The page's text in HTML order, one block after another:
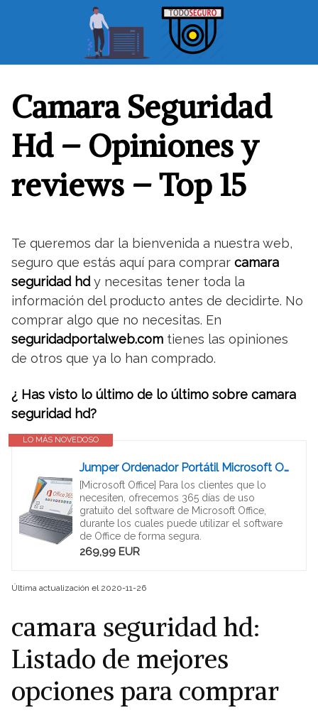
Camara Seguridad
Hd – Opiniones y
reviews – Top 15
Te queremos dar la bienvenida a nuestra web,
seguro que estás aquí para comprar camara
seguridad hdy necesitas tener toda la
información del producto antes de decidirte. No
comprar algo que no necesitas. En
seguridadportalweb.com tienes las opiniones
de otros que ya lo han comprado.
¿ Has visto lo último de lo último sobre camara
seguridad hd?
LO MÁS NOVEDOSO
Jumper Ordenador Portátil Microsoft Office 365, Laptop FHD 13,3 Pulgadas (4GB DDR3, 64GB eMMC, Memoria Expandible 1TB SSD y 256GB TF, WiFi de Doble Banda, Windows 10,Bluetooth 4.2, Intel Celeron CPU)
[Microsoft Office] Para los clientes que lo
necesiten, ofrecemos 365 días de uso
gratuito del software de Microsoft Office,
durante los cuales puede utilizar el software
de Office de forma segura.
269,99 EUR
Última actualización el 2020-11-26
camara seguridad hd:
Listado de mejores
opciones para comprar